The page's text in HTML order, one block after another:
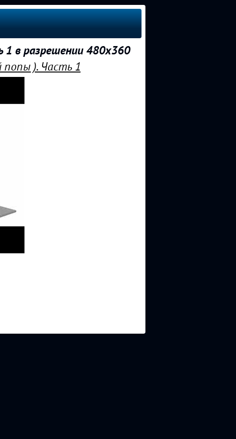
1 в разрешении 480x360
попы ). Часть 1